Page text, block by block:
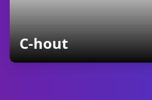
C-houtcontainers